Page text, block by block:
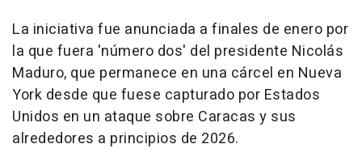
La iniciativa fue anunciada a finales de enero por
la que fuera 'número dos' del presidente Nicolás
Maduro, que permanece en una cárcel en Nueva
York desde que fuese capturado por Estados
Unidos en un ataque sobre Caracas y sus
alrededores a principios de 2026.